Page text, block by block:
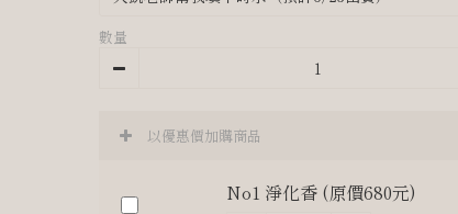
數量
以優惠價加購商品
Nº1 淨化香 (原價680元)